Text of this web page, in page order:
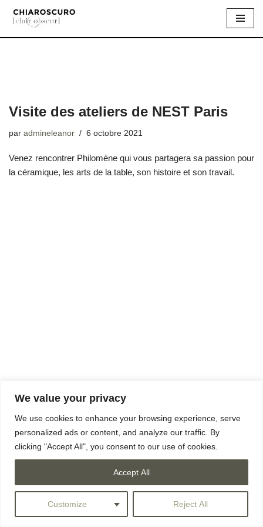
We value your privacy
We use cookies to enhance your browsing experience, serve
personalized ads or content, and analyze our traffic. By
clicking "Accept All", you consent to our use of cookies.
Customize Reject All
Accept All
Visite des ateliers de NEST Paris
par admineleanor 6 octobre 2021
Venez rencontrer Philomène qui vous partagera sa passion pour
la céramique, les arts de la table, son histoire et son travail.
© CHIAROSCURO///23